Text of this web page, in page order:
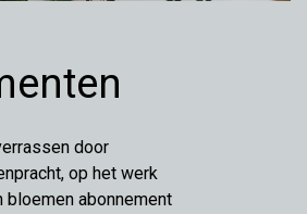
door
op het werk
abonnement